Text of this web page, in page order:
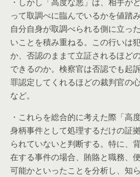
って取調べに臨んでいるかを値踏
自分自身が取調べられる側に立っ
いことを積み重ねる。この行いは
か、否認のままて立証されるほど
できるのか。検察官は否認でも起
罪認定してくれるほどの裁判官の
など。
・これらを総合的に考えた際「高
身柄事件として処理するだけの証
られていないと判断する。特に、
在する事件の場合、賄賂と職務、
可能かといったことを分析し、知